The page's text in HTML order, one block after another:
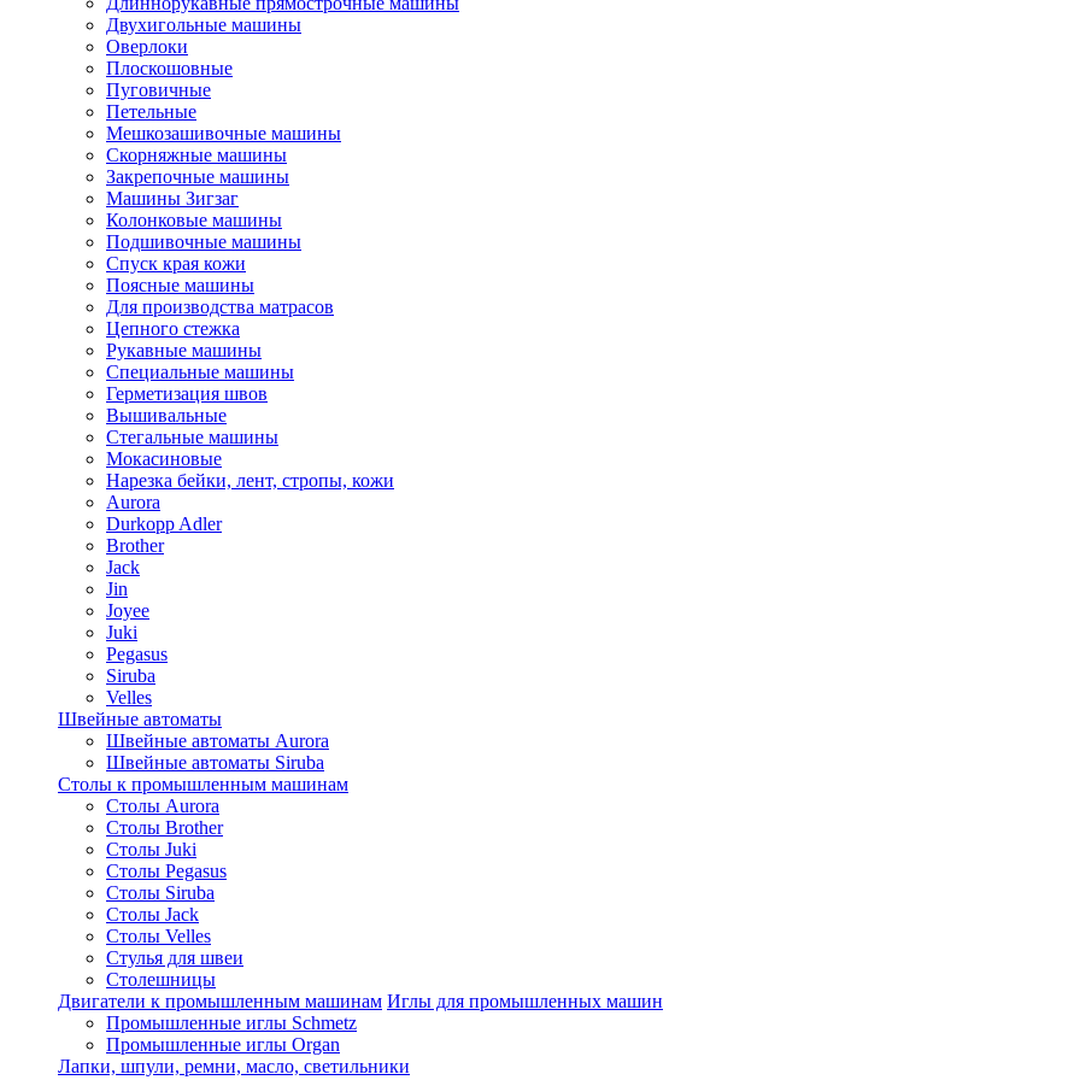
Двухигольные машины
Оверлоки
Плоскошовные
Пуговичные
Петельные
Мешкозашивочные машины
Скорняжные машины
Закрепочные машины
Машины Зигзаг
Колонковые машины
Подшивочные машины
Спуск края кожи
Поясные машины
Для производства матрасов
Цепного стежка
Рукавные машины
Специальные машины
Герметизация швов
Вышивальные
Стегальные машины
Мокасиновые
Нарезка бейки, лент, стропы, кожи
Aurora
Durkopp Adler
Brother
Jack
Jin
Joyee
Juki
Pegasus
Siruba
Velles
Швейные автоматы
Швейные автоматы Aurora
Швейные автоматы Siruba
Столы к промышленным машинам
Столы Aurora
Столы Brother
Столы Juki
Столы Pegasus
Столы Siruba
Столы Jack
Столы Velles
Стулья для швеи
Столешницы
Двигатели к промышленным машинам Иглы для промышленных машин
Промышленные иглы Schmetz
Промышленные иглы Organ
Лапки, шпули, ремни, масло, светильники